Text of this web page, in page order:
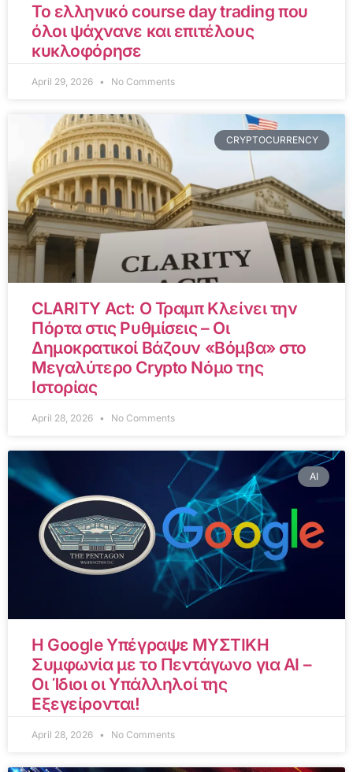
Το ελληνικό course day trading που
όλοι ψάχνανε και επιτέλους
κυκλοφόρησε
April 29, 2026 No Comments
CRYPTOCURRENCY
CLARITY Act: Ο Τραμπ Κλείνει την
Πόρτα στις Ρυθμίσεις – Οι
Δημοκρατικοί Βάζουν «Βόμβα» στο
Μεγαλύτερο Crypto Νόμο της
Ιστορίας
April 28, 2026 No Comments
AI
Η Google Υπέγραψε ΜΥΣΤΙΚΗ
Συμφωνία με το Πεντάγωνο για AI –
Οι Ίδιοι οι Υπάλληλοί της
Εξεγείρονται!
April 28, 2026 No Comments